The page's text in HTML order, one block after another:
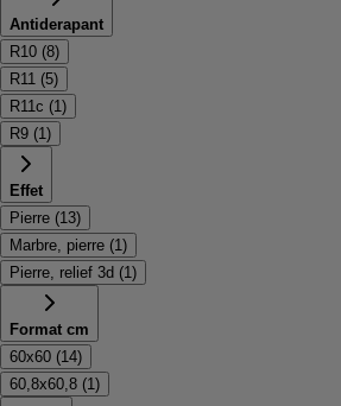
Antiderapant
R10 (8)
R11 (5)
R11c (1 )
R9 (1 )
Effet
Pierre (13)
Marbre, pierre (1 )
Pierre, relief 3d (1 )
Format cm
60x60 (14)
60,8x60,8 (1 )